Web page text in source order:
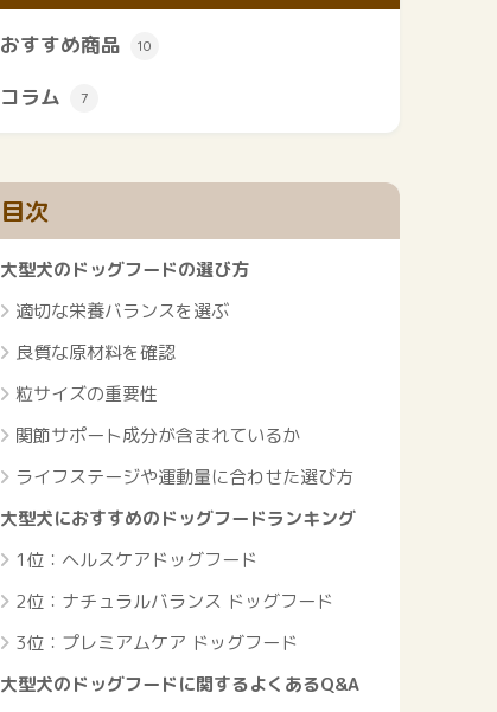
おすすめ商品 10
コラム 7
目次
大型犬のドッグフードの選び方
適切な栄養バランスを選ぶ
良質な原材料を確認
粒サイズの重要性
関節サポート成分が含まれているか
ライフステージや運動量に合わせた選び方
大型犬におすすめのドッグフードランキング
1位：ヘルスケアドッグフード
2位：ナチュラルバランス ドッグフード
3位：プレミアムケア ドッグフード
大型犬のドッグフードに関するよくあるQ&A